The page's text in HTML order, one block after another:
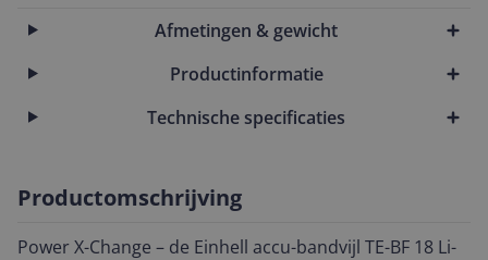
Afmetingen & gewicht
Productinformatie
Technische specificaties
Productomschrijving
Power X-Change – de Einhell accu-bandvijl TE-BF 18 Li-